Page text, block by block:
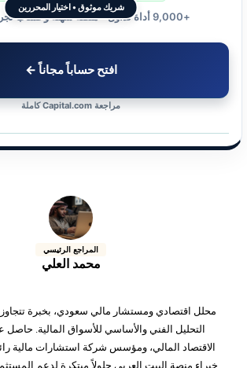
شريك موثوق • اختيار المحررين
+9,000 أداة تداول • منصة سهلة وحساب تجريبي مجاني.
افتح حساباً مجاناً ←
مراجعة Capital.com كاملة
المراجع الرئيسي
محمد العلي
التحليل الفني والأساسي للأسواق المالية.
الاقتصاد المالي، ومؤسس شركة استشارات مالية
خبراء منصة البيت العربي حلولاً مبتكرة لدعم